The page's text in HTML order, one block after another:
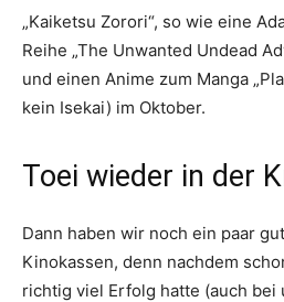
„Kaiketsu Zorori“, so wie eine
Reihe „The Unwanted Undead
und einen Anime zum Manga
kein Isekai) im Oktober.
Toei wieder in der
Dann haben wir noch ein paar
Kinokassen, denn nachdem
richtig viel Erfolg hatte (auch bei